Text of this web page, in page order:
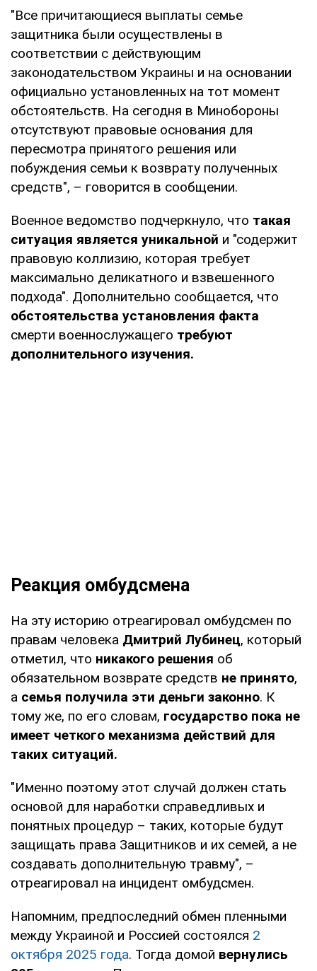
"Все причитающиеся выплаты семье
защитника были осуществлены в
соответствии с действующим
законодательством Украины и на основании
официально установленных на тот момент
обстоятельств. На сегодня в Минобороны
отсутствуют правовые основания для
пересмотра принятого решения или
побуждения семьи к возврату полученных
средств", – говорится в сообщении.
Военное ведомство подчеркнуло, что такая
ситуация является уникальной и "содержит
правовую коллизию, которая требует
максимально деликатного и взвешенного
подхода". Дополнительно сообщается, что
обстоятельства установления факта
смерти военнослужащего требуют
дополнительного изучения.
Реакция омбудсмена
На эту историю отреагировал омбудсмен по
правам человека Дмитрий Лубинец, который
отметил, что никакого решения об
обязательном возврате средств не принято,
а семья получила эти деньги законно. К
тому же, по его словам, государство пока не
имеет четкого механизма действий для
таких ситуаций.
"Именно поэтому этот случай должен стать
основой для наработки справедливых и
понятных процедур – таких, которые будут
защищать права Защитников и их семей, а не
создавать дополнительную травму", –
отреагировал на инцидент омбудсмен.
Напомним, предпоследний обмен пленными
между Украиной и Россией состоялся 2
октября 2025 года. Тогда домой вернулись